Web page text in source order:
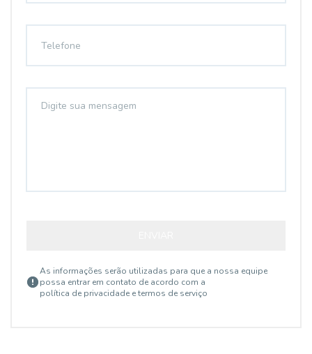
As informações serão utilizadas para que a nossa equipe
possa entrar em contato de acordo com a
política de privacidade e termos de serviço